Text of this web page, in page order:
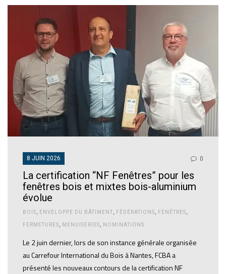
8 JUIN 2026 0
La certification “NF Fenêtres” pour les
fenêtres bois et mixtes bois-aluminium
évolue
BOIS, ENVELOPPE DU BÂTIMENT, FÉDÉRATIONS, FENÊTRES,
FERMETURES, MENUISERIES, NOMINATIONS
Le 2 juin dernier, lors de son instance générale organisée
au Carrefour International du Bois à Nantes, FCBA a
présenté les nouveaux contours de la certification NF